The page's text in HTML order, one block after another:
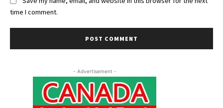
time I comment.
- Advertisement -